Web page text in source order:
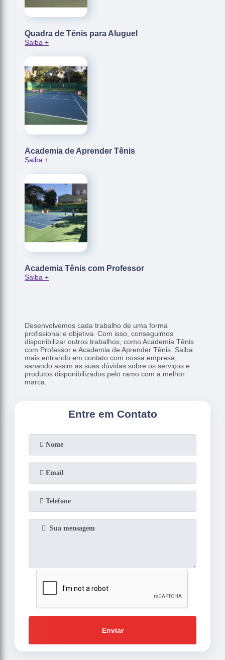
Quadra de Tênis para Aluguel
Saiba +
Academia de Aprender Tênis
Saiba +
Academia Tênis com Professor
Saiba +
Desenvolvemos cada trabalho de uma forma
profissional e objetiva. Com isso, conseguimos
disponibilizar outros trabalhos, como Academia Tênis
com Professor e Academia de Aprender Tênis. Saiba
mais entrando em contato com nossa empresa,
sanando assim as suas dúvidas sobre os serviços e
produtos disponibilizados pelo ramo com a melhor
marca.
Entre em Contato
Enviar